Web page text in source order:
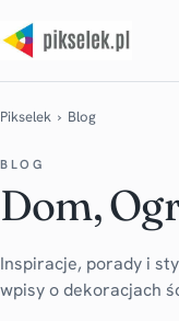
Pikselek › Blog
BLOG
Dom,
Inspiracje, porady i
wpisy o dekoracjach